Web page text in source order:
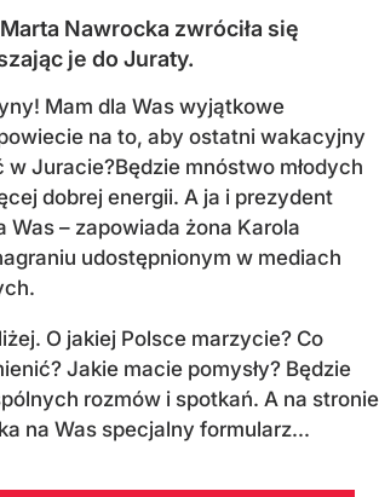
Nawrocka zwróciła się
je do Juraty.
Mam dla Was wyjątkowe
na to, aby ostatni wakacyjny
w Juracie?Będzie mnóstwo młodych
dobrej energii. A ja i prezydent
Was – zapowiada żona Karola
udostępnionym w mediach
O jakiej Polsce marzycie? Co
Jakie macie pomysły? Będzie
rozmów i spotkań. A na stronie
na Was specjalny formularz...